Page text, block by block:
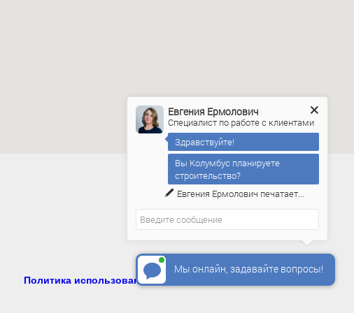
Политика использования систем аналитики
Мы онлайн, задавайте вопросы!
Евгения Ермолович
Специалист по работе с клиентами
Здравствуйте!
Вы Колумбус планируете
строительство?
Евгения Ермолович печатает...